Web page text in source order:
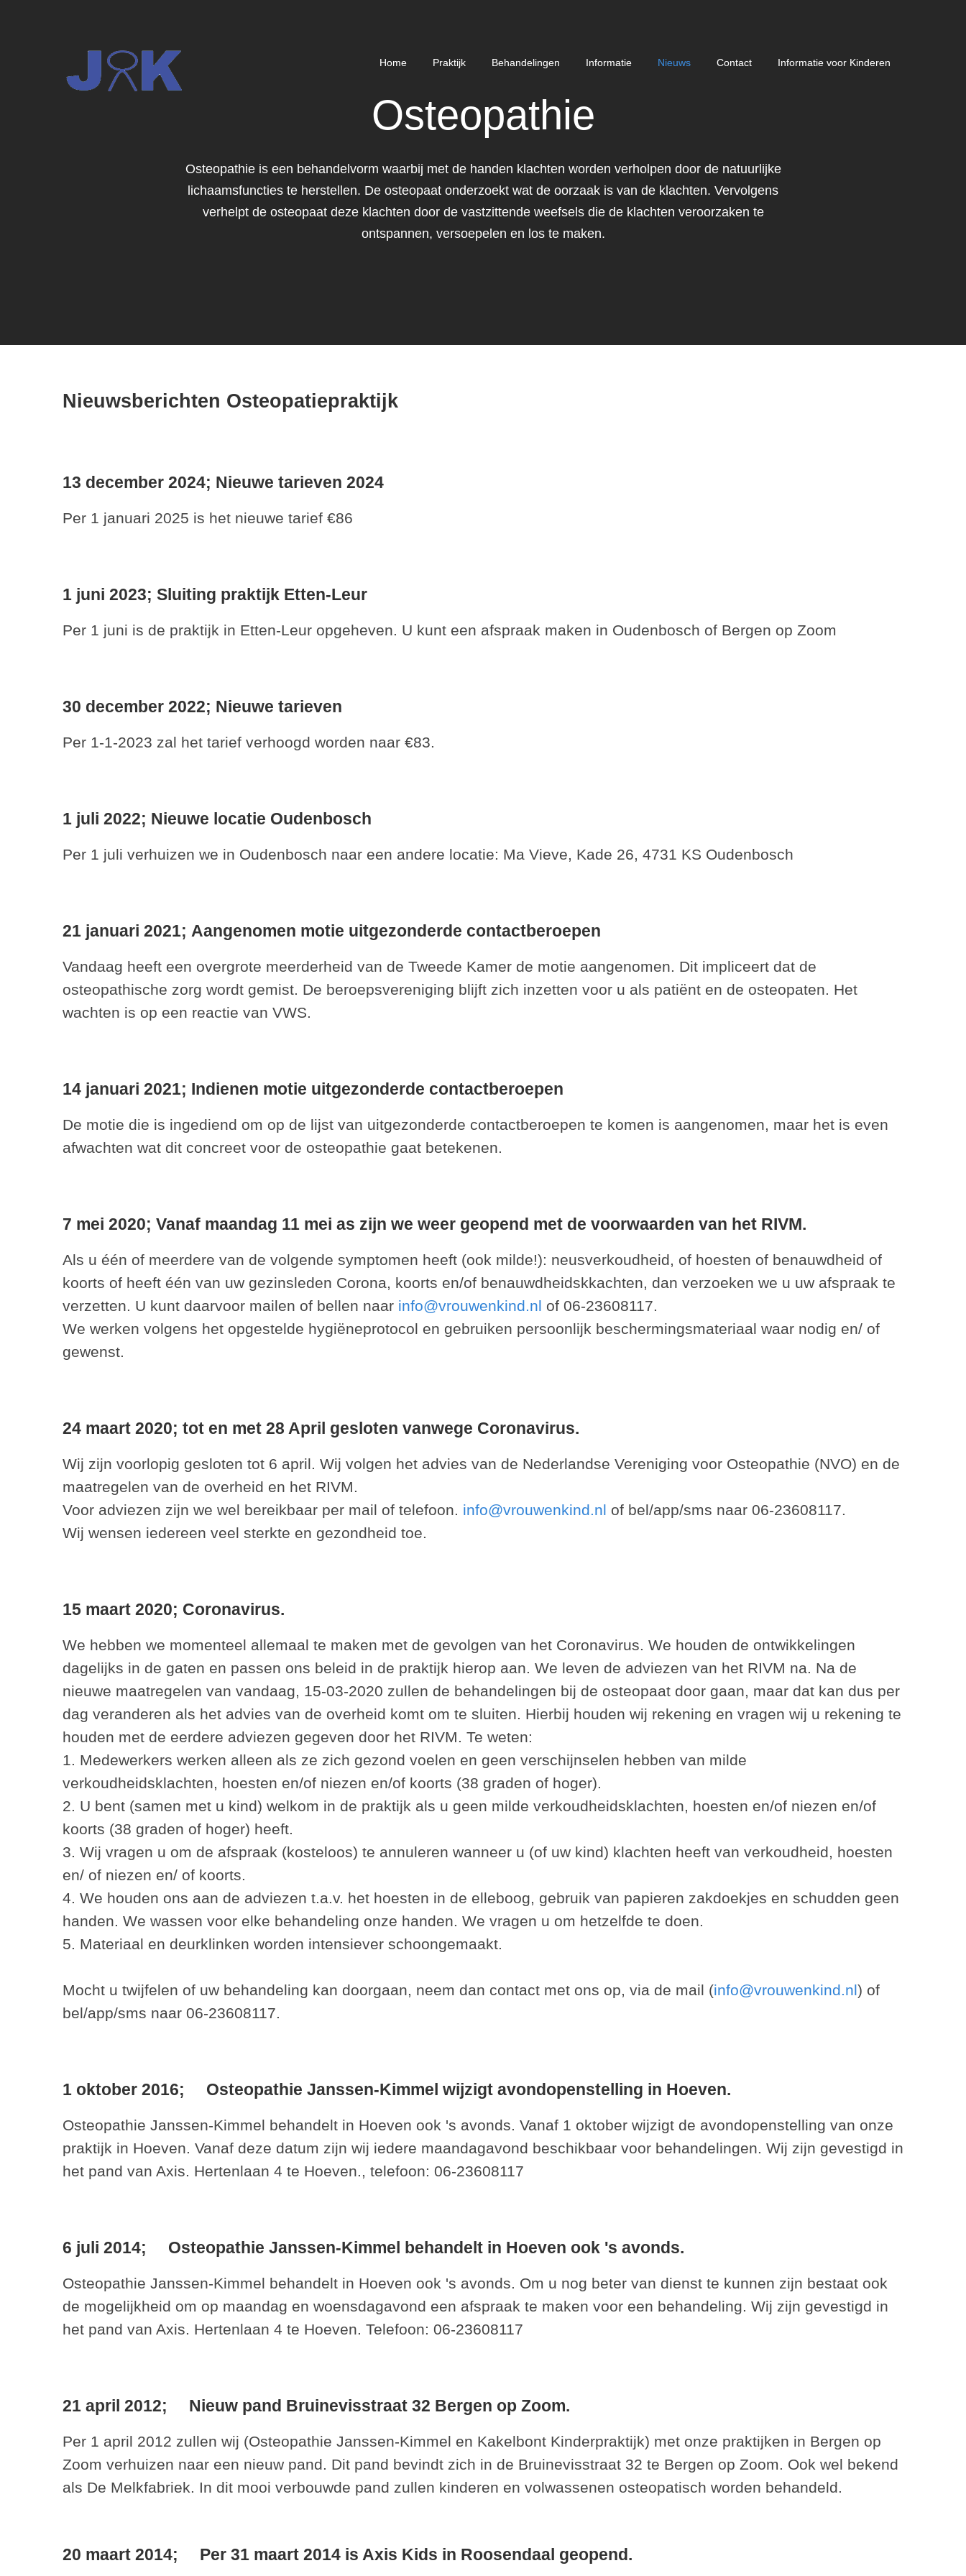
Home Praktijk Behandelingen Informatie Nieuws Contact Informatie voor Kinderen
Osteopathie
Osteopathie is een behandelvorm waarbij met de handen klachten worden verholpen door de natuurlijke
lichaamsfuncties te herstellen. De osteopaat onderzoekt wat de oorzaak is van de klachten. Vervolgens
verhelpt de osteopaat deze klachten door de vastzittende weefsels die de klachten veroorzaken te
ontspannen, versoepelen en los te maken.
Nieuwsberichten Osteopatiepraktijk
13 december 2024; Nieuwe tarieven 2024
Per 1 januari 2025 is het nieuwe tarief €86
1 juni 2023; Sluiting praktijk Etten-Leur
Per 1 juni is de praktijk in Etten-Leur opgeheven. U kunt een afspraak maken in Oudenbosch of Bergen op Zoom
30 december 2022; Nieuwe tarieven
Per 1-1-2023 zal het tarief verhoogd worden naar €83.
1 juli 2022; Nieuwe locatie Oudenbosch
Per 1 juli verhuizen we in Oudenbosch naar een andere locatie: Ma Vieve, Kade 26, 4731 KS Oudenbosch
21 januari 2021; Aangenomen motie uitgezonderde contactberoepen
Vandaag heeft een overgrote meerderheid van de Tweede Kamer de motie aangenomen. Dit impliceert dat de
osteopathische zorg wordt gemist. De beroepsvereniging blijft zich inzetten voor u als patiënt en de osteopaten. Het
wachten is op een reactie van VWS.
14 januari 2021; Indienen motie uitgezonderde contactberoepen
De motie die is ingediend om op de lijst van uitgezonderde contactberoepen te komen is aangenomen, maar het is even
afwachten wat dit concreet voor de osteopathie gaat betekenen.
7 mei 2020; Vanaf maandag 11 mei as zijn we weer geopend met de voorwaarden van het RIVM.
Als u één of meerdere van de volgende symptomen heeft (ook milde!): neusverkoudheid, of hoesten of benauwdheid of
koorts of heeft één van uw gezinsleden Corona, koorts en/of benauwdheidskkachten, dan verzoeken we u uw afspraak te
verzetten. U kunt daarvoor mailen of bellen naar info@vrouwenkind.nl of 06-23608117.
We werken volgens het opgestelde hygiëneprotocol en gebruiken persoonlijk beschermingsmateriaal waar nodig en/ of
gewenst.
24 maart 2020; tot en met 28 April gesloten vanwege Coronavirus.
Wij zijn voorlopig gesloten tot 6 april. Wij volgen het advies van de Nederlandse Vereniging voor Osteopathie (NVO) en de
maatregelen van de overheid en het RIVM.
Voor adviezen zijn we wel bereikbaar per mail of telefoon. info@vrouwenkind.nl of bel/app/sms naar 06-23608117.
Wij wensen iedereen veel sterkte en gezondheid toe.
15 maart 2020; Coronavirus.
We hebben we momenteel allemaal te maken met de gevolgen van het Coronavirus. We houden de ontwikkelingen
dagelijks in de gaten en passen ons beleid in de praktijk hierop aan. We leven de adviezen van het RIVM na. Na de
nieuwe maatregelen van vandaag, 15-03-2020 zullen de behandelingen bij de osteopaat door gaan, maar dat kan dus per
dag veranderen als het advies van de overheid komt om te sluiten. Hierbij houden wij rekening en vragen wij u rekening te
houden met de eerdere adviezen gegeven door het RIVM. Te weten:
1. Medewerkers werken alleen als ze zich gezond voelen en geen verschijnselen hebben van milde
verkoudheidsklachten, hoesten en/of niezen en/of koorts (38 graden of hoger).
2. U bent (samen met u kind) welkom in de praktijk als u geen milde verkoudheidsklachten, hoesten en/of niezen en/of
koorts (38 graden of hoger) heeft.
3. Wij vragen u om de afspraak (kosteloos) te annuleren wanneer u (of uw kind) klachten heeft van verkoudheid, hoesten
en/ of niezen en/ of koorts.
4. We houden ons aan de adviezen t.a.v. het hoesten in de elleboog, gebruik van papieren zakdoekjes en schudden geen
handen. We wassen voor elke behandeling onze handen. We vragen u om hetzelfde te doen.
5. Materiaal en deurklinken worden intensiever schoongemaakt.
Mocht u twijfelen of uw behandeling kan doorgaan, neem dan contact met ons op, via de mail (info@vrouwenkind.nl) of
bel/app/sms naar 06-23608117.
1 oktober 2016; Osteopathie Janssen-Kimmel wijzigt avondopenstelling in Hoeven.
Osteopathie Janssen-Kimmel behandelt in Hoeven ook 's avonds. Vanaf 1 oktober wijzigt de avondopenstelling van onze
praktijk in Hoeven. Vanaf deze datum zijn wij iedere maandagavond beschikbaar voor behandelingen. Wij zijn gevestigd in
het pand van Axis. Hertenlaan 4 te Hoeven., telefoon: 06-23608117
6 juli 2014; Osteopathie Janssen-Kimmel behandelt in Hoeven ook 's avonds.
Osteopathie Janssen-Kimmel behandelt in Hoeven ook 's avonds. Om u nog beter van dienst te kunnen zijn bestaat ook
de mogelijkheid om op maandag en woensdagavond een afspraak te maken voor een behandeling. Wij zijn gevestigd in
het pand van Axis. Hertenlaan 4 te Hoeven. Telefoon: 06-23608117
21 april 2012; Nieuw pand Bruinevisstraat 32 Bergen op Zoom.
Per 1 april 2012 zullen wij (Osteopathie Janssen-Kimmel en Kakelbont Kinderpraktijk) met onze praktijken in Bergen op
Zoom verhuizen naar een nieuw pand. Dit pand bevindt zich in de Bruinevisstraat 32 te Bergen op Zoom. Ook wel bekend
als De Melkfabriek. In dit mooi verbouwde pand zullen kinderen en volwassenen osteopatisch worden behandeld.
20 maart 2014; Per 31 maart 2014 is Axis Kids in Roosendaal geopend.